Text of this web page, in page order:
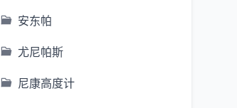
安东帕
尤尼帕斯
尼康高度计